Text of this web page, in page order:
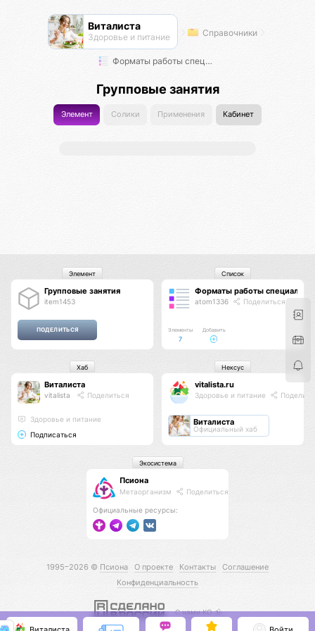
Виталиста
Здоровье и питание Справочники
Форматы работы специалистов по здоровью
Групповые занятия
Элемент Солики Применения Кабинет
Групповые занятия
item1453
Элемент
Форматы работы
atom1336 Поделиться
Элементы
7
Добавить
Список
Виталиста
vitalista Поделиться
Здоровье и питание
Подписаться
Хаб
vitalista.ru
Здоровье и питание
Виталиста
Официальный хаб
Нексус
Псиона
Метаорганизм Поделиться
Официальные ресурсы:
Экосистема
1995–2026 © Псиона О проекте Контакты
Соглашение
Конфиденциальность
С нами КО 🕉️